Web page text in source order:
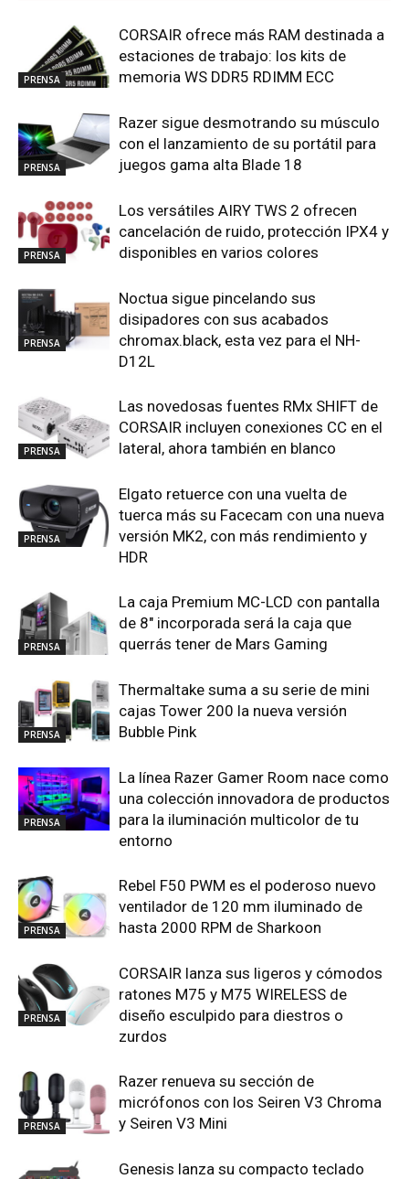
PRENSA
CORSAIR ofrece más RAM destinada a
estaciones de trabajo: los kits de
memoria WS DDR5 RDIMM ECC
PRENSA
Razer sigue desmotrando su músculo
con el lanzamiento de su portátil para
juegos gama alta Blade 18
PRENSA
Los versátiles AIRY TWS 2 ofrecen
cancelación de ruido, protección IPX4 y
disponibles en varios colores
PRENSA
Noctua sigue pincelando sus
disipadores con sus acabados
chromax.black, esta vez para el NH-
D12L
PRENSA
Las novedosas fuentes RMx SHIFT de
CORSAIR incluyen conexiones CC en el
lateral, ahora también en blanco
PRENSA
Elgato retuerce con una vuelta de
tuerca más su Facecam con una nueva
versión MK2, con más rendimiento y
HDR
PRENSA
La caja Premium MC-LCD con pantalla
de 8″ incorporada será la caja que
querrás tener de Mars Gaming
PRENSA
Thermaltake suma a su serie de mini
cajas Tower 200 la nueva versión
Bubble Pink
PRENSA
La línea Razer Gamer Room nace como
una colección innovadora de productos
para la iluminación multicolor de tu
entorno
PRENSA
Rebel F50 PWM es el poderoso nuevo
ventilador de 120 mm iluminado de
hasta 2000 RPM de Sharkoon
PRENSA
CORSAIR lanza sus ligeros y cómodos
ratones M75 y M75 WIRELESS de
diseño esculpido para diestros o
zurdos
PRENSA
Razer renueva su sección de
micrófonos con los Seiren V3 Chroma
y Seiren V3 Mini
Genesis lanza su compacto teclado